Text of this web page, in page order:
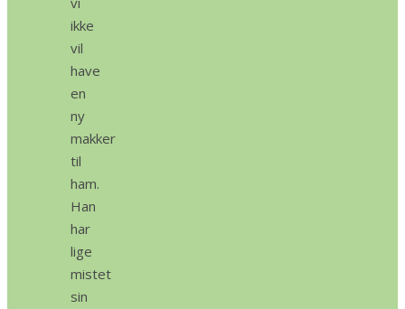
ikke
vil
have
en
ny
makker
til
ham.
Han
har
lige
mistet
sin